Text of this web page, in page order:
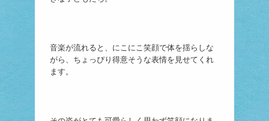
音楽が流れると、にこにこ笑顔で体を揺らしな
がら、ちょっぴり得意そうな表情を見せてくれ
ます。